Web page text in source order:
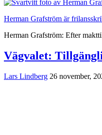
Herman Grafström är
Herman Grafström: Efter
Vägvalet:
Lars Lindberg 26 november,